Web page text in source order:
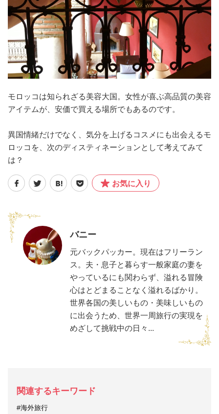
モロッコは知られざる美容大国。女性が喜ぶ高品質の美容
アイテムが、安価で買える場所でもあるのです。
異国情緒だけでなく、気分を上げるコスメにも出会えるモ
ロッコを、次のディスティネーションとして考えてみて
は？
お気に入り
バニー
元バックパッカー。現在はフリーラン
ス。夫・息子と暮らす一般家庭の妻を
やっているにも関わらず、溢れる冒険
心はとどまることなく溢れるばかり。
世界各国の美しいもの・美味しいもの
に出会うため、世界一周旅行の実現を
めざして挑戦中の日々...
関連するキーワード
#海外旅行